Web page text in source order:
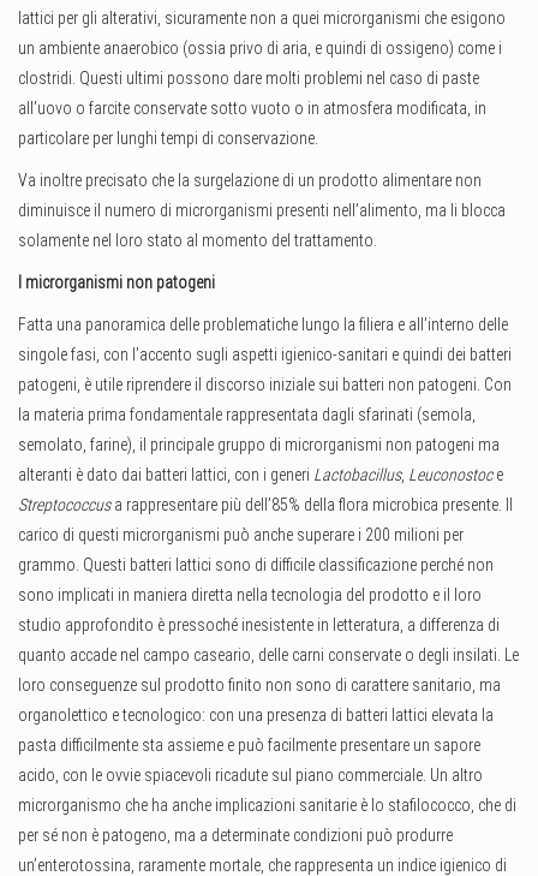
lattici per gli alterativi, sicuramente non a quei microrganismi che esigono
un ambiente anaerobico (ossia privo di aria, e quindi di ossigeno) come i
clostridi. Questi ultimi possono dare molti problemi nel caso di paste
all’uovo o farcite conservate sotto vuoto o in atmosfera modificata, in
particolare per lunghi tempi di conservazione.
Va inoltre precisato che la surgelazione di un prodotto alimentare non
diminuisce il numero di microrganismi presenti nell’alimento, ma li blocca
solamente nel loro stato al momento del trattamento.
I microrganismi non patogeni
Fatta una panoramica delle problematiche lungo la filiera e all’interno delle
singole fasi, con l’accento sugli aspetti igienico-sanitari e quindi dei batteri
patogeni, è utile riprendere il discorso iniziale sui batteri non patogeni. Con
la materia prima fondamentale rappresentata dagli sfarinati (semola,
semolato, farine), il principale gruppo di microrganismi non patogeni ma
alteranti è dato dai batteri lattici, con i generi Lactobacillus, Leuconostoce
Streptococcusa rappresentare più dell’85% della flora microbica presente. Il
carico di questi microrganismi può anche superare i 200 milioni per
grammo. Questi batteri lattici sono di difficile classificazione perché non
sono implicati in maniera diretta nella tecnologia del prodotto e il loro
studio approfondito è pressoché inesistente in letteratura, a differenza di
quanto accade nel campo caseario, delle carni conservate o degli insilati. Le
loro conseguenze sul prodotto finito non sono di carattere sanitario, ma
organolettico e tecnologico: con una presenza di batteri lattici elevata la
pasta difficilmente sta assieme e può facilmente presentare un sapore
acido, con le ovvie spiacevoli ricadute sul piano commerciale. Un altro
microrganismo che ha anche implicazioni sanitarie è lo stafilococco, che di
per sé non è patogeno, ma a determinate condizioni può produrre
un’enterotossina, raramente mortale, che rappresenta un indice igienico di